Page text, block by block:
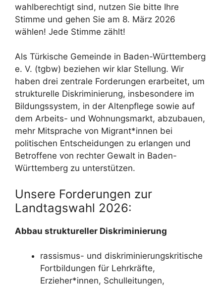
wahlberechtigt sind, nutzen Sie bitte Ihre
Stimme und gehen Sie am 8. März 2026
wählen! Jede Stimme zählt!
Als Türkische Gemeinde in Baden-Württemberg
e. V. (tgbw) beziehen wir klar Stellung. Wir
haben drei zentrale Forderungen erarbeitet, um
strukturelle Diskriminierung, insbesondere im
Bildungssystem, in der Altenpflege sowie auf
dem Arbeits- und Wohnungsmarkt, abzubauen,
mehr Mitsprache von Migrant*innen bei
politischen Entscheidungen zu erlangen und
Betroffene von rechter Gewalt in Baden-
Württemberg zu unterstützen.
Unsere Forderungen zur
Landtagswahl 2026:
Abbau struktureller Diskriminierung
rassismus- und diskriminierungskritische
Fortbildungen für Lehrkräfte,
Erzieher*innen, Schulleitungen,